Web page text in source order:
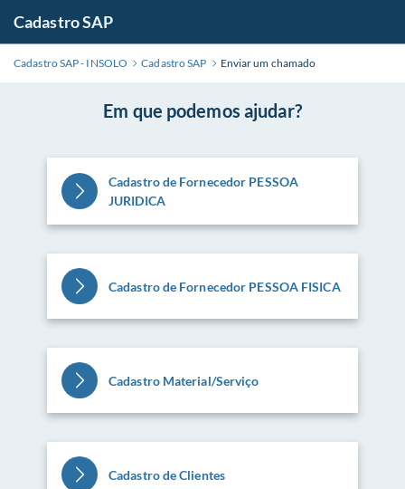
Cadastro SAP
Cadastro SAP - INSOLO Cadastro SAP Enviar um chamado
Em que podemos ajudar?
Cadastro de Fornecedor PESSOA
JURIDICA
Cadastro de Fornecedor PESSOA FISICA
Cadastro Material/Serviço
Cadastro de Clientes